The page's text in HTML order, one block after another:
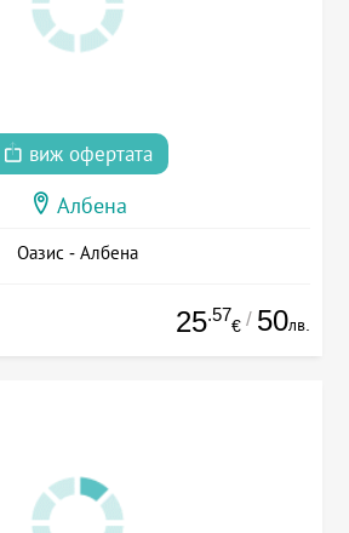
виж офертата
Албена
Оазис - Албена
25.57
€ / 50лв.